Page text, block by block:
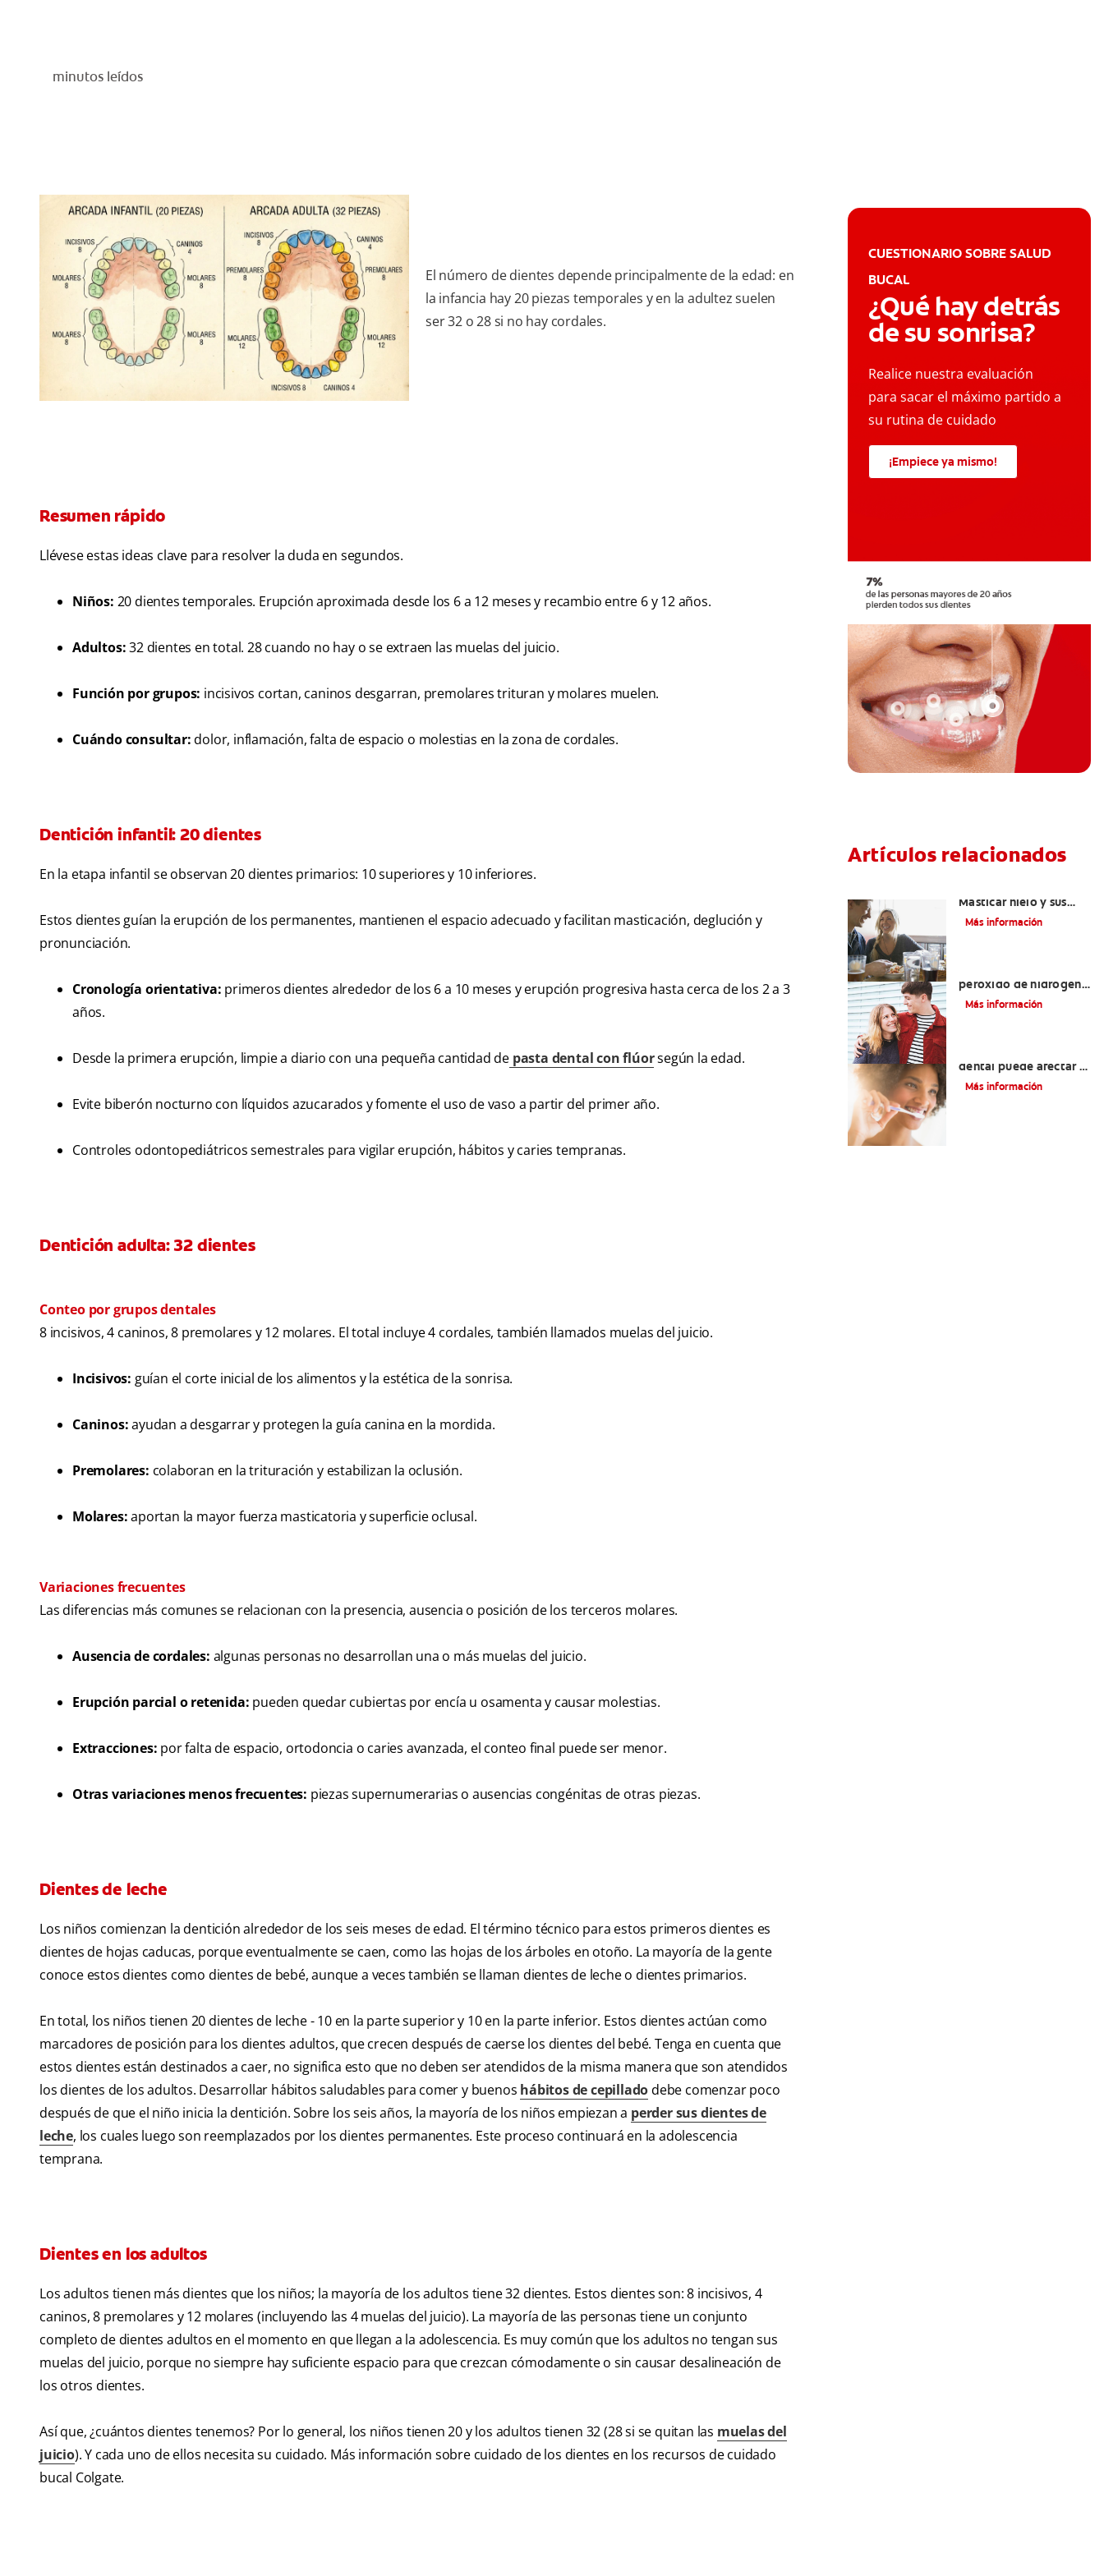
minutos leídos
El número de dientes depende principalmente de la edad: en
la infancia hay 20 piezas temporales y en la adultez suelen
ser 32 o 28 si no hay cordales.
Resumen rápido
Llévese estas ideas clave para resolver la duda en segundos.
Niños: 20 dientes temporales. Erupción aproximada desde los 6 a 12 meses y recambio entre 6 y 12 años.
Adultos:32 dientes en total. 28 cuando no hay o se extraen las muelas del juicio.
Función por grupos: incisivos cortan, caninos desgarran, premolares trituran y molares muelen.
Cuándo consultar:dolor, inflamación, falta de espacio o molestias en la zona de cordales.
Dentición infantil: 20 dientes
En la etapa infantil se observan 20 dientes primarios: 10 superiores y 10 inferiores.
Estos dientes guían la erupción de los permanentes, mantienen el espacio adecuado y facilitan masticación, deglución y
pronunciación.
Cronología orientativa: primeros dientes alrededor de los 6 a 10 meses y erupción progresiva hasta cerca de los 2 a 3
años.
Desde la primera erupción, limpie a diario con una pequeña cantidad de pasta dental con flúorsegún la edad.
Evite biberón nocturno con líquidos azucarados y fomente el uso de vaso a partir del primer año.
Controles odontopediátricos semestrales para vigilar erupción, hábitos y caries tempranas.
Dentición adulta: 32 dientes
Conteo por grupos dentales
8 incisivos, 4 caninos, 8 premolares y 12 molares. El total incluye 4 cordales, también llamados muelas del juicio.
Incisivos: guían el corte inicial de los alimentos y la estética de la sonrisa.
Caninos:ayudan a desgarrar y protegen la guía canina en la mordida.
Premolares: colaboran en la trituración y estabilizan la oclusión.
Molares:aportan la mayor fuerza masticatoria y superficie oclusal.
Variaciones frecuentes
Las diferencias más comunes se relacionan con la presencia, ausencia o posición de los terceros molares.
Ausencia de cordales: algunas personas no desarrollan una o más muelas del juicio.
Erupción parcial o retenida: pueden quedar cubiertas por encía u osamenta y causar molestias.
Extracciones: por falta de espacio, ortodoncia o caries avanzada, el conteo final puede ser menor.
Otras variaciones menos frecuentes: piezas supernumerarias o ausencias congénitas de otras piezas.
Dientes de leche
Los niños comienzan la dentición alrededor de los seis meses de edad. El término técnico para estos primeros dientes es
dientes de hojas caducas, porque eventualmente se caen, como las hojas de los árboles en otoño. La mayoría de la gente
conoce estos dientes como dientes de bebé, aunque a veces también se llaman dientes de leche o dientes primarios.
En total, los niños tienen 20 dientes de leche - 10 en la parte superior y 10 en la parte inferior. Estos dientes actúan como
marcadores de posición para los dientes adultos, que crecen después de caerse los dientes del bebé. Tenga en cuenta que
estos dientes están destinados a caer, no significa esto que no deben ser atendidos de la misma manera que son atendidos
los dientes de los adultos. Desarrollar hábitos saludables para comer y buenos hábitos de cepilladodebe comenzar poco
después de que el niño inicia la dentición. Sobre los seis años, la mayoría de los niños empiezan a perder sus dientes de
leche, los cuales luego son reemplazados por los dientes permanentes. Este proceso continuará en la adolescencia
temprana.
Dientes en los adultos
Los adultos tienen más dientes que los niños; la mayoría de los adultos tiene 32 dientes. Estos dientes son: 8 incisivos, 4
caninos, 8 premolares y 12 molares (incluyendo las 4 muelas del juicio). La mayoría de las personas tiene un conjunto
completo de dientes adultos en el momento en que llegan a la adolescencia. Es muy común que los adultos no tengan sus
muelas del juicio, porque no siempre hay suficiente espacio para que crezcan cómodamente o sin causar desalineación de
los otros dientes.
Así que, ¿cuántos dientes tenemos? Por lo general, los niños tienen 20 y los adultos tienen 32 (28 si se quitan las muelas del
juicio). Y cada uno de ellos necesita su cuidado. Más información sobre cuidado de los dientes en los recursos de cuidado
bucal Colgate.
CUESTIONARIO SOBRE SALUD
BUCAL
¿Qué hay detrás
de su sonrisa?
Realice nuestra evaluación
para sacar el máximo partido a
su rutina de cuidado
¡Empiece ya mismo!
Artículos relacionados
Masticar hielo y sus
dientes
Más información
peróxido de hidrógeno
para dientes y encías
Más información
dental puede afectar el
esmalte?
Más información